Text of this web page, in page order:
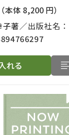
（本体 8,200 円）
子著 出版社名：
れる